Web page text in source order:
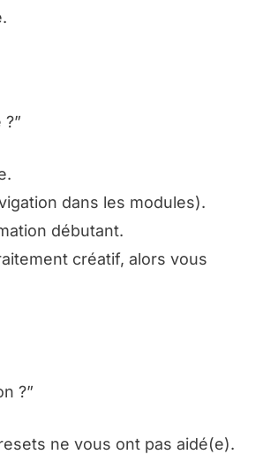
dans les modules).
débutant.
créatif, alors vous
?”
ne vous ont pas aidé(e).